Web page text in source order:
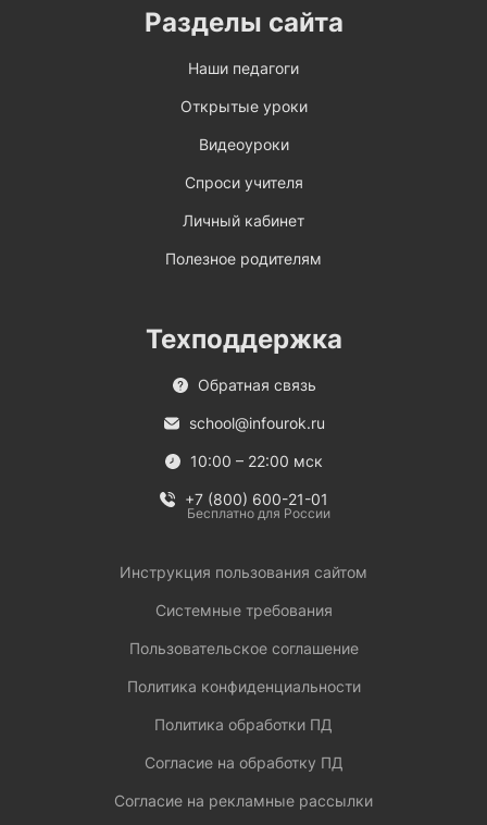
Разделы сайта
Наши педагоги
Открытые уроки
Видеоуроки
Спроси учителя
Личный кабинет
Полезное родителям
Техподдержка
Обратная связь
school@infourok.ru
10:00 – 22:00 мск
+7 (800) 600-21-01
Бесплатно для России
Инструкция пользования сайтом
Системные требования
Пользовательское соглашение
Политика конфиденциальности
Политика обработки ПД
Согласие на обработку ПД
Согласие на рекламные рассылки